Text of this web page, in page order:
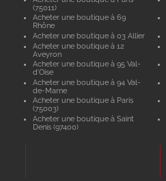
(75011)
Acheter une boutique à 69
Rhône
Acheter une boutique à 03 Allier
Acheter une boutique à 12
Aveyron
Acheter une boutique à 95 Val-
d'Oise
Acheter une boutique à 94 Val-
de-Marne
Acheter une boutique à Paris
(75003)
Acheter une boutique à Saint
Denis (97400)